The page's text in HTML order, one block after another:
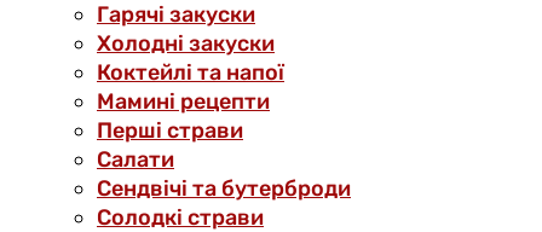
Гарячі закуски
Холодні закуски
Коктейлі та напої
Мамині рецепти
Перші страви
Салати
Сендвічі та бутерброди
Солодкі страви